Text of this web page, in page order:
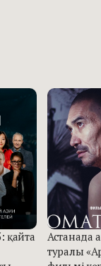
қайта
Астанада
туралы